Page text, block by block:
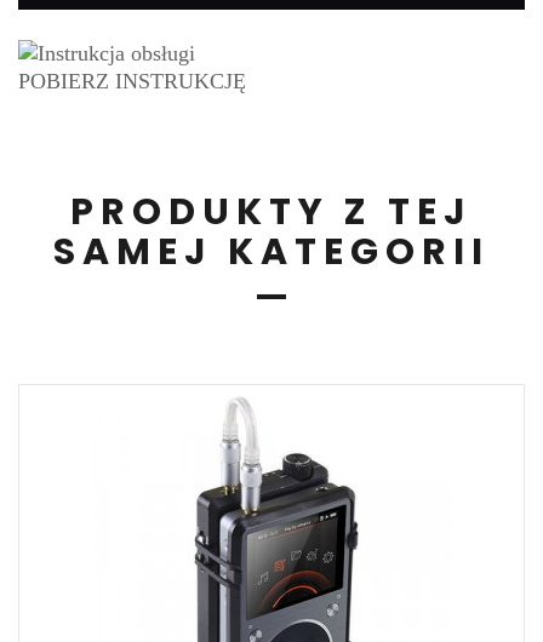
POBIERZ INSTRUKCJĘ
PRODUKTY Z TEJ
SAMEJ KATEGORII